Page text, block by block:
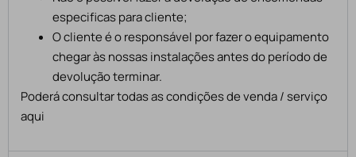
especificas para cliente;
O cliente é o responsável por fazer o equipamento
chegar às nossas instalações antes do período de
devolução terminar.
Poderá consultar todas as condições de venda / serviço
aqui